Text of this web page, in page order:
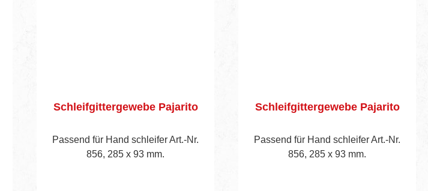
Schleifgittergewebe Pajarito
Passend für Hand schleifer Art.-Nr.
856, 285 x 93 mm.
Schleifgittergewebe Pajarito
Passend für Hand schleifer Art.-Nr.
856, 285 x 93 mm.